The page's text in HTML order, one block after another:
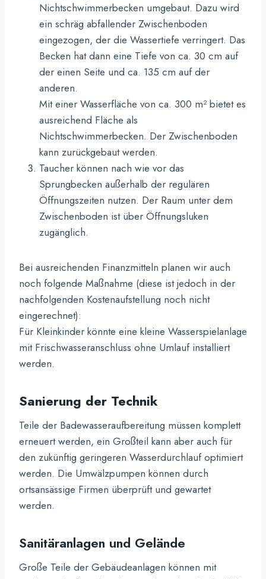
Nichtschwimmerbecken umgebaut. Dazu wird
ein schräg abfallender Zwischenboden
eingezogen, der die Wassertiefe verringert. Das
Becken hat dann eine Tiefe von ca. 30 cm auf
der einen Seite und ca. 135 cm auf der
anderen.
Mit einer Wasserfläche von ca. 300 m² bietet es
ausreichend Fläche als
Nichtschwimmerbecken. Der Zwischenboden
kann zurückgebaut werden.
Taucher können nach wie vor das
Sprungbecken außerhalb der regulären
Öffnungszeiten nutzen. Der Raum unter dem
Zwischenboden ist über Öffnungsluken
zugänglich.
Bei ausreichenden Finanzmitteln planen wir auch
noch folgende Maßnahme (diese ist jedoch in der
nachfolgenden Kostenaufstellung noch nicht
eingerechnet):
Für Kleinkinder könnte eine kleine Wasserspielanlage
mit Frischwasseranschluss ohne Umlauf installiert
werden.
Sanierung der Technik
Teile der Badewasseraufbereitung müssen komplett
erneuert werden, ein Großteil kann aber auch für
den zukünftig geringeren Wasserdurchlauf optimiert
werden. Die Umwälzpumpen können durch
ortsansässige Firmen überprüft und gewartet
werden.
Sanitäranlagen und Gelände
Große Teile der Gebäudeanlagen können mit